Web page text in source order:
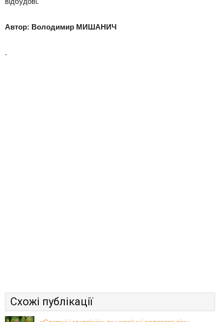
Автор: Володимир МИШАНИЧ
.
Схожі публікації